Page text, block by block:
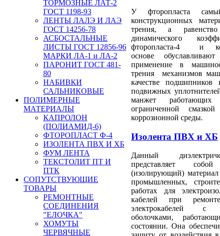
ТОРМОЗНЫЕ ЛАТ-2
ГОСТ 1198-93
ЛЕНТЫ ЛАЛЭ И ЛАЭ
ГОСТ 14256-78
АСБОСТАЛЬНЫЕ
ЛИСТЫ ГОСТ 12856-96
МАРКИ ЛА-1 и ЛА-2
ПАРОНИТ ГОСТ 481-
80
НАБИВКИ
САЛЬНИКОВЫЕ
ПОЛИМЕРНЫЕ
МАТЕРИАЛЫ
КАПРОЛОН
(ПОЛИАМИД-6)
ФТОРОПЛАСТ Ф-4
ИЗОЛЕНТА ПВХ И ХБ
ФУМ ЛЕНТА
ТЕКСТОЛИТ ПТ И
ПТК
СОПУТСТВУЮЩИЕ
ТОВАРЫ
РЕМОНТНЫЕ
СОЕДИНЕНИЯ
"ЕЛОЧКА"
ХОМУТЫ
ЧЕРВЯЧНЫЕ
У фторопласта
конструкционных
трения, а
динамического
фторопласта-4 и
основе
применение в
трения механизмов
качестве подшипников
подвижных
манжет
ограниченной
коррозионной среды.
Изолента ПВХ и ХБ
Данный
представляет собой
(изолирующий)
промышленных,
работах для
кабелей при
электрокабелей с
оболочками,
состоянии. Она